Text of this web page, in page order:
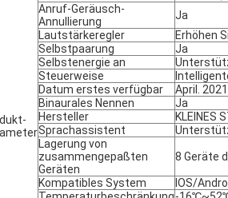
Anruf-Geräusch-
Annullierung
Ja
Lautstärkeregler
Erhöhen
Selbstpaarung
Ja
Selbstenergie an
Steuerweise
Datum erstes verfügbar
April. 2021
Binaurales Nennen
Ja
Hersteller
KLEINES
Sprachassistent
Lagerung von
zusammengepaßten
Geräten
8 Geräte
Kompatibles System
IOS/